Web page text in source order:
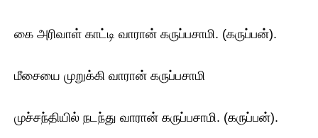
கை அரிவாள் காட்டி வாரான் கருப்பசாமி. (கருப்பன்).
மீசையை முறுக்கி வாரான் கருப்பசாமி
முச்சந்தியில் நடந்து வாரான் கருப்பசாமி. (கருப்பன்).